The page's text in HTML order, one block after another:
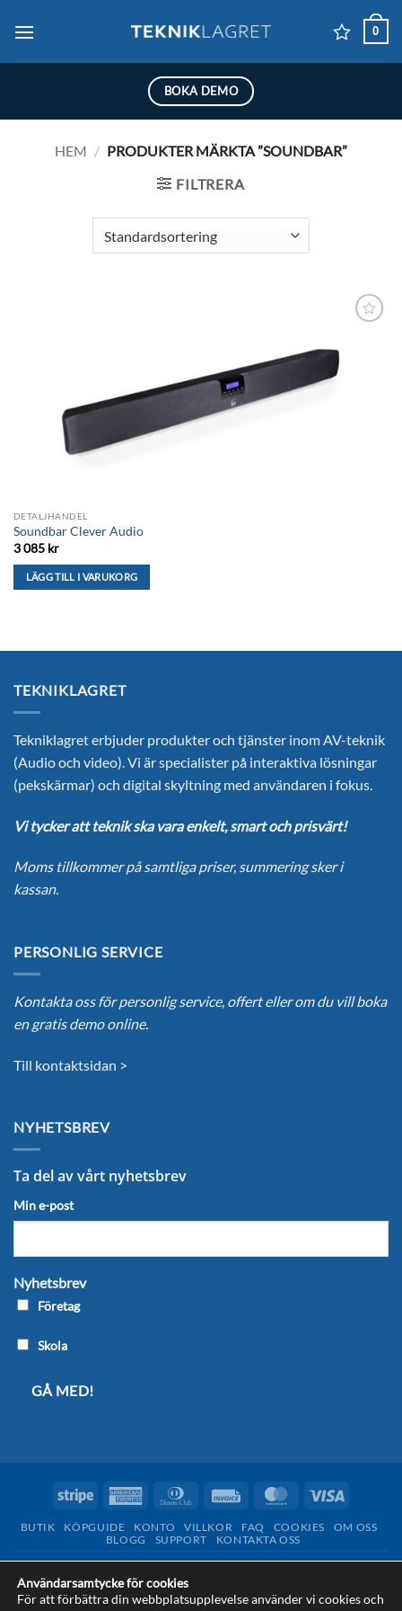
0
BOKA DEMO
HEM / PRODUKTER MÄRKTA ”SOUNDBAR”
FILTRERA
önskelistan
DETALJHANDEL
Soundbar Clever Audio
3 085 kr
LÄGG TILL I VARUKORG
TEKNIKLAGRET
Tekniklagret erbjuder produkter och tjänster inom AV-teknik
(Audio och video). Vi är specialister på interaktiva lösningar
(pekskärmar) och digital skyltning med användaren i fokus.
Vi tycker att teknik ska vara enkelt, smart och prisvärt!
Moms tillkommer på samtliga priser, summering sker i
kassan.
PERSONLIG SERVICE
Kontakta oss för personlig service, offert eller om du vill boka
en gratis demo online.
Till kontaktsidan >
NYHETSBREV
Ta del av vårt nyhetsbrev
Min e-post
Nyhetsbrev
Företag
Skola
Stripe
American
Dinners
Invoice MasterCard
BUTIK KÖPGUIDE KONTO VILLKOR FAQ COOKIES
OM OSS
BLOGG
SUPPORT KONTAKTA OSS
Copyright 2026 © Tekniklagret - en del avDesign from Sweden AB
Användarsamtycke för cookies
För att förbättra din webbplatsupplevelse använder vi cookies och